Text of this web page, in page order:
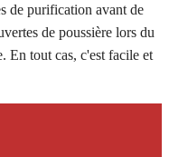
de purification avant de
de poussière lors du
En tout cas, c'est facile et